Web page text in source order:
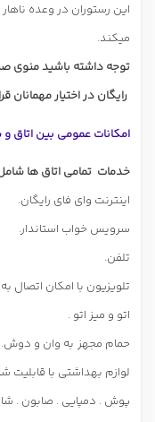
این رستوران در وعده
میکند.
توجه داشته باشید منوی
رایگان در اختیار مهمانان
امکانات عمومی بین
خدمات تمامی اتاق ها
اینترنت وای فای رایگان.
سرویس خواب استاندار.
تلفن.
تلویزیون با امکان اتصال
اتو و میز اتو .
حمام مجهز به وان و دوش.
لوازم بهداشتی با قابلیت
پوش . دمپایی . صابون .